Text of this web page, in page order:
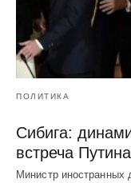
ПОЛИТИКА
Сибига:
встреча
Министр иностранных